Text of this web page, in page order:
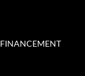
FINANCEMENT